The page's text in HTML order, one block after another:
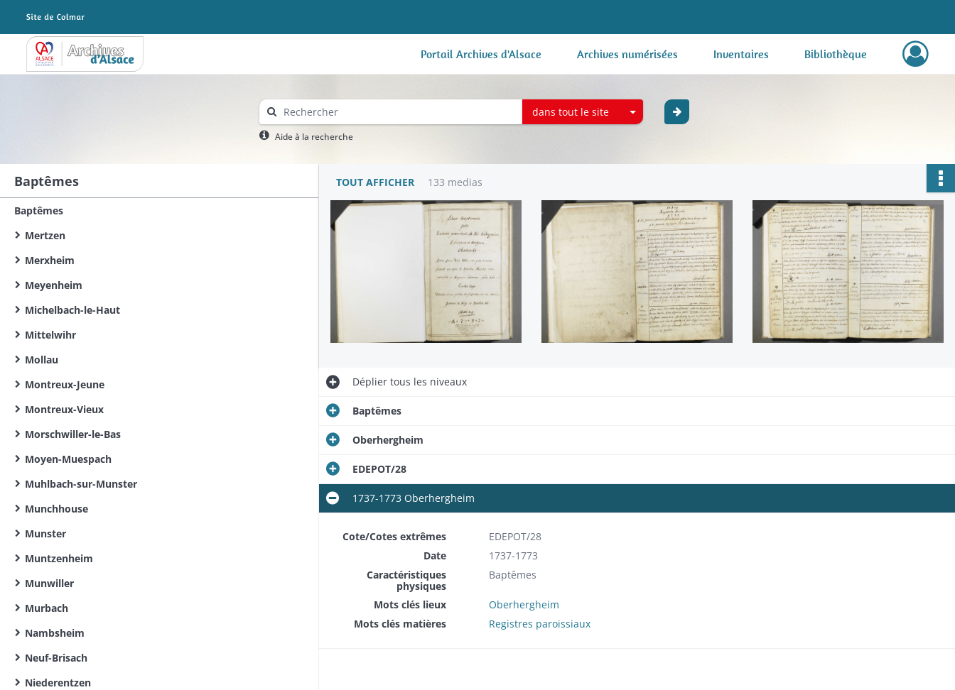
Archives Alsace - Colmar Portail Archives d'Alsace Archives numérisées Inventaires Bibliothèque
dans tout le site
Aide à la recherche
Baptêmes
Baptêmes
Mertzen
Merxheim
Meyenheim
Michelbach-le-Haut
Mittelwihr
Mollau
Montreux-Jeune
Montreux-Vieux
Morschwiller-le-Bas
Moyen-Muespach
Muhlbach-sur-Munster
Munchhouse
Munster
Muntzenheim
Munwiller
Murbach
Nambsheim
Neuf-Brisach
Niederentzen
TOUT AFFICHER 133 medias
Dépliertous les niveaux
Baptêmes
Oberhergheim
EDEPOT/28
1737-1773 Oberhergheim
Cote/Cotes extrêmes
EDEPOT/28
Date
1737-1773
Caractéristiques
physiques
Baptêmes
Mots clés lieux
Oberhergheim
Mots clés matières
Registres paroissiaux